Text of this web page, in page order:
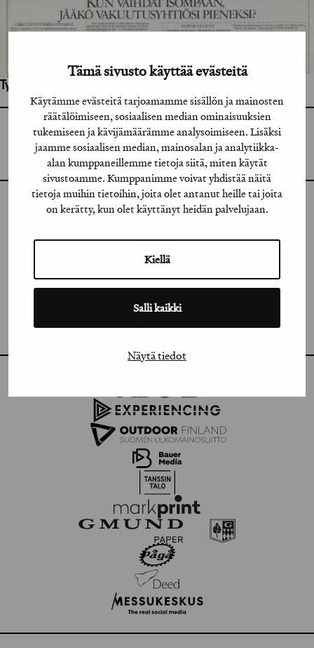
Tämä sivusto käyttää evästeitä
Käytämme evästeitä tarjoamamme sisällön ja mainosten
räätälöimiseen, sosiaalisen median ominaisuuksien
tukemiseen ja kävijämäärämme analysoimiseen. Lisäksi
jaamme sosiaalisen median, mainosalan ja analytiikka-
alan kumppaneillemme tietoja siitä, miten käytät
sivustoamme. Kumppanimme voivat yhdistää näitä
tietoja muihin tietoihin, joita olet antanut heille tai joita
on kerätty, kun olet käyttänyt heidän palvelujaan.
Kiellä
Salli kaikki
Näytä tiedot
Työhön osallistuneet henkilöt / tahot:
GRAFIA RY
UUDENMAANKATU 11 B 9,
00120 HELSINKI
INSTAGRAM
LINKEDIN
FLICKR